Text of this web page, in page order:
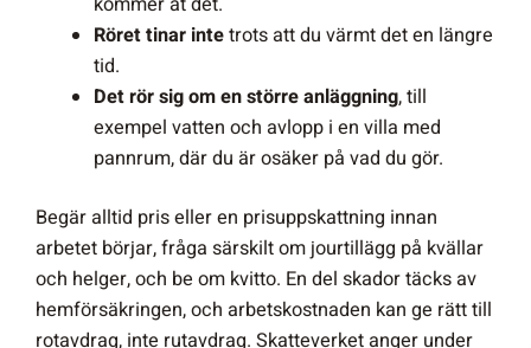
Röret tinar intetrots att du värmt det en längre
tid.
Det rör sig om en större anläggning, till
exempel vatten och avlopp i en villa med
pannrum, där du är osäker på vad du gör.
Begär alltid pris eller en prisuppskattning innan
arbetet börjar, fråga särskilt om jourtillägg på kvällar
och helger, och be om kvitto. En del skador täcks av
hemförsäkringen, och arbetskostnaden kan ge rätt till
rotavdrag, inte rutavdrag. Skatteverket anger under